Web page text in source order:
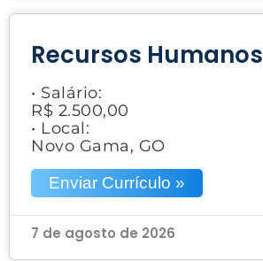
Recursos Humanos
• Salário:
R$ 2.500,00
• Local:
Novo Gama, GO
Enviar Currículo »
7 de agosto de 2026